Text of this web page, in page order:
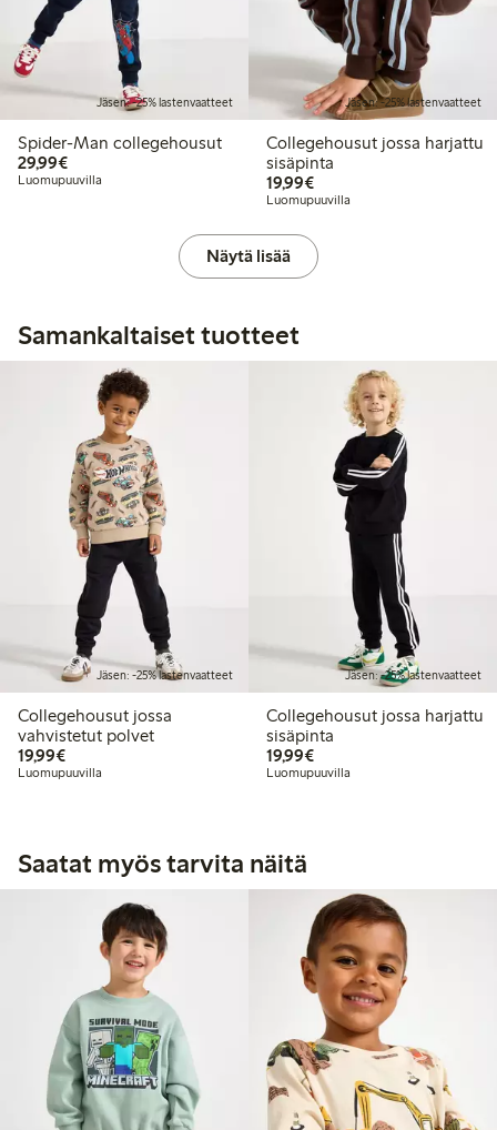
Jäsen: -25% lastenvaatteet
Spider-Man collegehousut
29,99€29,99 €
Luomupuuvilla
Jäsen: -25% lastenvaatteet
Collegehousut jossa harjattu
sisäpinta
19,99€19,99 €
Luomupuuvilla
Näytä lisää
Samankaltaiset tuotteet
Jäsen: -25% lastenvaatteet
Collegehousut jossa
vahvistetut polvet
19,99€19,99 €
Luomupuuvilla
Jäsen: -25% lastenvaatteet
Collegehousut jossa harjattu
sisäpinta
19,99€19,99 €
Luomupuuvilla
Saatat myös tarvita näitä